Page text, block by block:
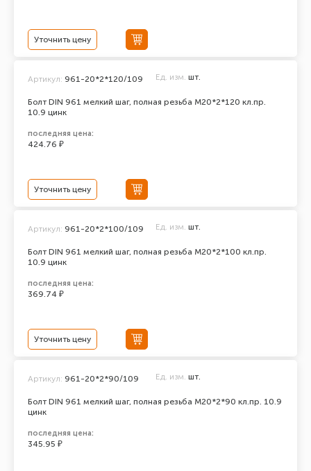
Уточнить цену
Болт DIN 961 мелкий шаг, полная резьба M20*2*120 кл.пр.
10.9 цинк
Артикул: 961-20*2*120/109 Ед. изм. шт.
последняя цена:
424.76 ₽
Уточнить цену
Болт DIN 961 мелкий шаг, полная резьба M20*2*100 кл.пр.
10.9 цинк
Артикул: 961-20*2*100/109 Ед. изм. шт.
последняя цена:
369.74 ₽
Уточнить цену
Болт DIN 961 мелкий шаг, полная резьба M20*2*90 кл.пр. 10.9
цинк
Артикул: 961-20*2*90/109 Ед. изм. шт.
последняя цена:
345.95 ₽